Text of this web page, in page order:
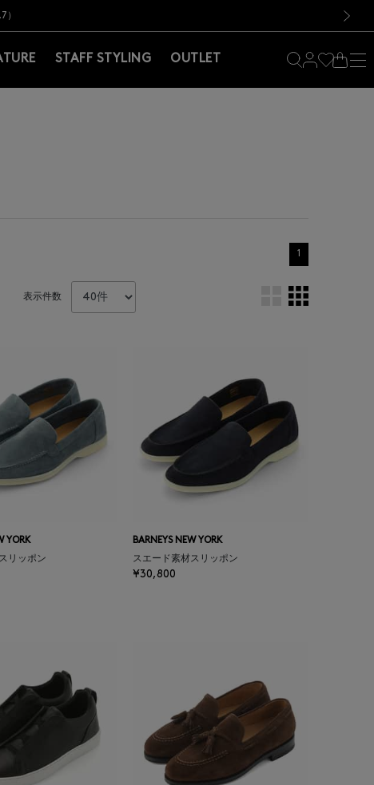
お買い物の際は会員登録を！
）お買い物の際は会員登録を！
STAFF STYLING OUTLET
1
表示件数
YORK
リッポン
BARNEYS NEW YORK
スエード素材スリッポン
¥30,800